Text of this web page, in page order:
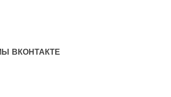
ВКОНТАКТЕ